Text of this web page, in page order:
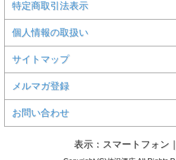
特定商取引法表示
個人情報の取扱い
サイトマップ
メルマガ登録
お問い合わせ
表示：スマートフォン｜